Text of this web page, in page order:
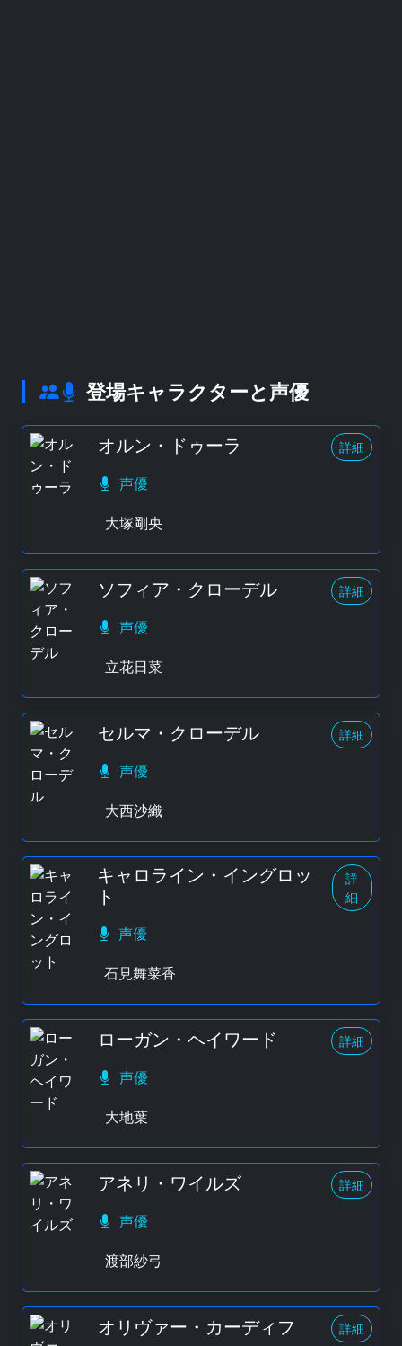
登場キャラクターと声優
オルン・ドゥーラ 詳細
声優
大塚剛央
ソフィア・クローデル 詳細
声優
立花日菜
セルマ・クローデル 詳細
声優
大西沙織
キャロライン・イングロッ
ト
詳
細
声優
石見舞菜香
ローガン・ヘイワード 詳細
声優
大地葉
アネリ・ワイルズ 詳細
声優
渡部紗弓
オリヴァー・カーディフ 詳細